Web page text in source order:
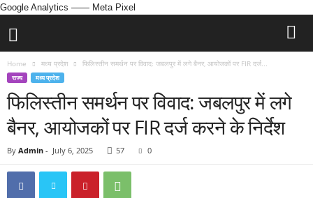
Google Analytics —— Meta Pixel
Home मध्य प्रदेश फिलिस्तीन समर्थन पर विवाद: जबलपुर में लगे बैनर, आयोजकों पर FIR दर्ज...
राज्य मध्य प्रदेश
फिलिस्तीन समर्थन पर विवाद: जबलपुर में लगे
बैनर, आयोजकों पर FIR दर्ज करने के निर्देश
By Admin - July 6, 2025 57 0